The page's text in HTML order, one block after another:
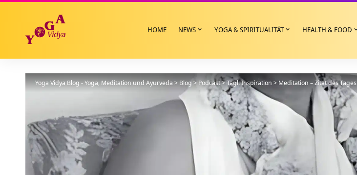
HOME NEWS YOGA & SPIRITUALITÄT HEALTH & FOOD
Yoga Vidya Blog - Yoga, Meditation und Ayurveda>Blog>Podcast>Tägl. Inspiration > Meditation – Zitat des Tages